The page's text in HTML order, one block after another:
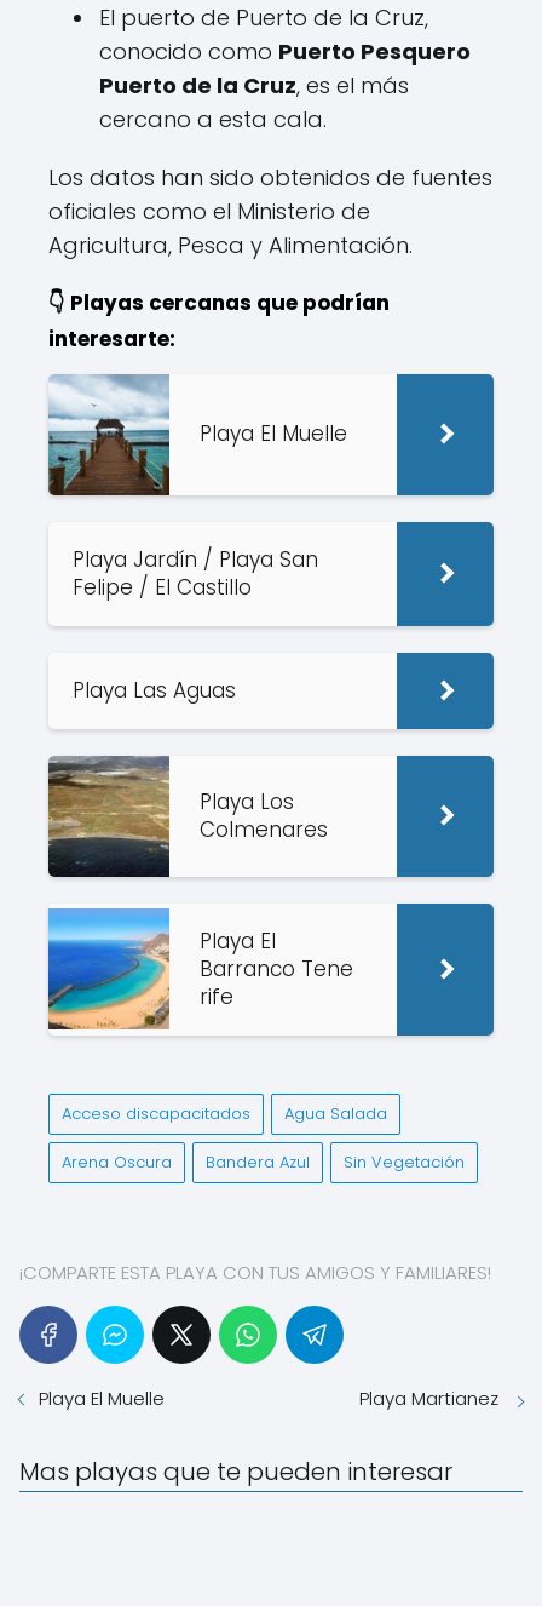
El puerto de Puerto de la Cruz,
conocido como Puerto Pesquero
Puerto de la Cruz, es el más
cercano a esta cala.
Los datos han sido obtenidos de fuentes
oficiales como el Ministerio de
Agricultura, Pesca y Alimentación.
👇 Playas cercanas que podrían
interesarte:
Playa El Muelle
Playa Jardín / Playa San
Felipe / El Castillo
Playa Las Aguas
Playa Los
Colmenares
Playa El
Barranco Tene
rife
Acceso discapacitados Agua Salada
Arena Oscura Bandera Azul Sin Vegetación
¡COMPARTE ESTA PLAYA CON TUS AMIGOS Y FAMILIARES!
Playa El Muelle Playa Martianez
Mas playas que te pueden interesar